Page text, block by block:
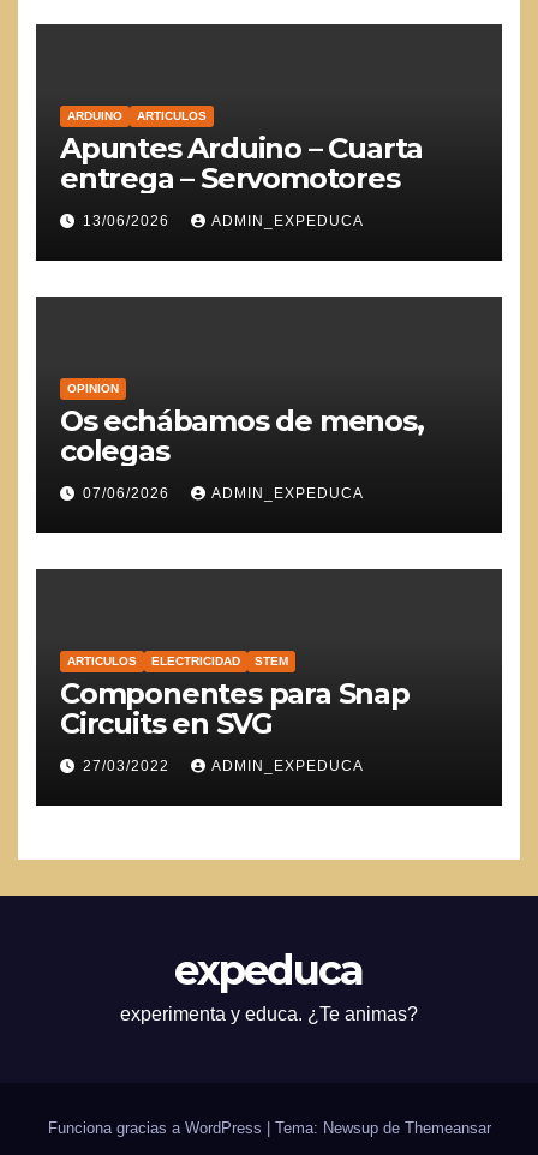
ARDUINO ARTICULOS
Apuntes Arduino – Cuarta
entrega – Servomotores
13/06/2026 ADMIN_EXPEDUCA
OPINION
Os echábamos de menos,
colegas
07/06/2026 ADMIN_EXPEDUCA
ARTICULOS ELECTRICIDAD STEM
Componentes para Snap
Circuits en SVG
27/03/2022 ADMIN_EXPEDUCA
expeduca
experimenta y educa. ¿Te animas?
Funciona gracias a WordPress Tema: Newsup de Themeansar